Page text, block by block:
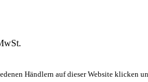
Händlern auf dieser Website klicken